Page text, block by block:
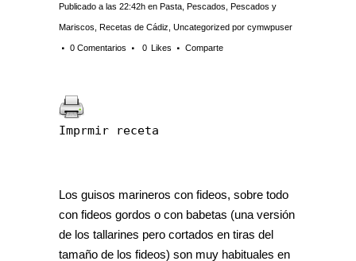
Publicado a las 22:42h en Pasta Pescados Pescados y
Mariscos Recetas de Cádiz Uncategorized por cymwpuser
0 Comentarios 0 Likes Comparte
Imprmir receta
Los guisos marineros con fideos, sobre todo
con fideos gordos o con babetas (una versión
de los tallarines pero cortados en tiras del
tamaño de los fideos) son muy habituales en